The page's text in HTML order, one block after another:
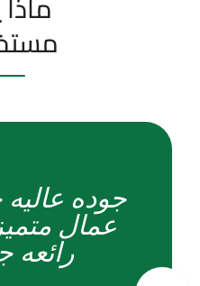
جوده عاليه
عمال
رائعه